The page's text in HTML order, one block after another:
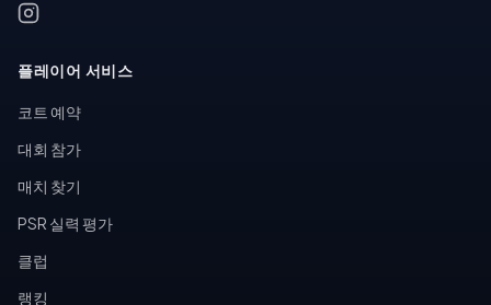
플레이어 서비스
코트 예약
대회 참가
매치 찾기
PSR 실력 평가
클럽
랭킹